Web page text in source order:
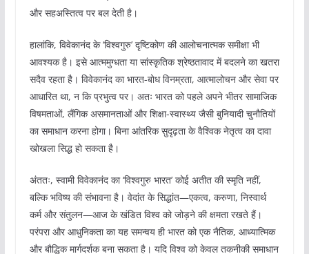
और सहअस्तित्व पर बल देती है।
हालांकि, विवेकानंद के ‘विश्वगुरु’ दृष्टिकोण की आलोचनात्मक समीक्षा भी
आवश्यक है। इसे आत्ममुग्धता या सांस्कृतिक श्रेष्ठतावाद में बदलने का खतरा
सदैव रहता है। विवेकानंद का भारत-बोध विनम्रता, आत्मालोचन और सेवा पर
आधारित था, न कि प्रभुत्व पर। अतः भारत को पहले अपने भीतर सामाजिक
विषमताओं, लैंगिक असमानताओं और शिक्षा-स्वास्थ्य जैसी बुनियादी चुनौतियों
का समाधान करना होगा। बिना आंतरिक सुदृढ़ता के वैश्विक नेतृत्व का दावा
खोखला सिद्ध हो सकता है।
अंततः, स्वामी विवेकानंद का ‘विश्वगुरु भारत’ कोई अतीत की स्मृति नहीं,
बल्कि भविष्य की संभावना है। वेदांत के सिद्धांत—एकत्व, करुणा, निस्वार्थ
कर्म और संतुलन—आज के खंडित विश्व को जोड़ने की क्षमता रखते हैं।
परंपरा और आधुनिकता का यह समन्वय ही भारत को एक नैतिक, आध्यात्मिक
और बौद्धिक मार्गदर्शक बना सकता है। यदि विश्व को केवल तकनीकी समाधान